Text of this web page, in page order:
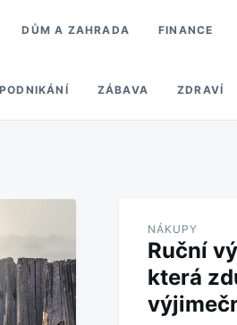
DŮM A ZAHRADA FINANCE
PODNIKÁNÍ ZÁBAVA ZDRAVÍ
NÁKUPY
Ruční
která